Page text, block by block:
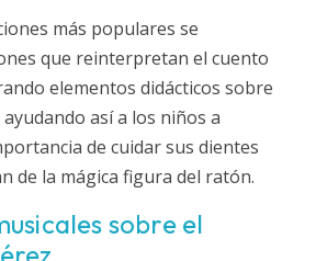
más populares se
que reinterpretan el cuento
elementos didácticos sobre
así a los niños a
de cuidar sus dientes
de la mágica figura del ratón.
sobre el